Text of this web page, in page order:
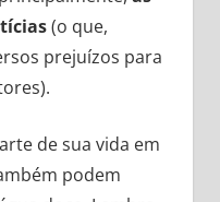
(o que,
prejuízos para
de sua vida em
podem